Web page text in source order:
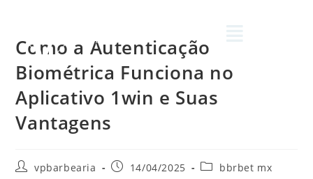
Como a Autenticação
Biométrica Funciona no
Aplicativo 1win e Suas
Vantagens
vpbarbearia 14/04/2025 bbrbet mx